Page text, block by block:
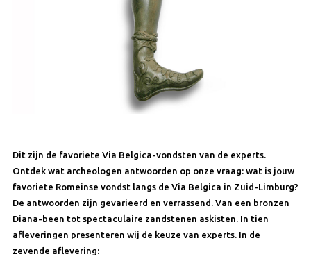
Dit zijn de favoriete Via Belgica-vondsten van de experts.
Ontdek wat archeologen antwoorden op onze vraag: wat is jouw
favoriete Romeinse vondst langs de Via Belgica in Zuid-Limburg?
De antwoorden zijn gevarieerd en verrassend. Van een bronzen
Diana-been tot spectaculaire zandstenen askisten. In tien
afleveringen presenteren wij de keuze van experts. In de
zevende aflevering: